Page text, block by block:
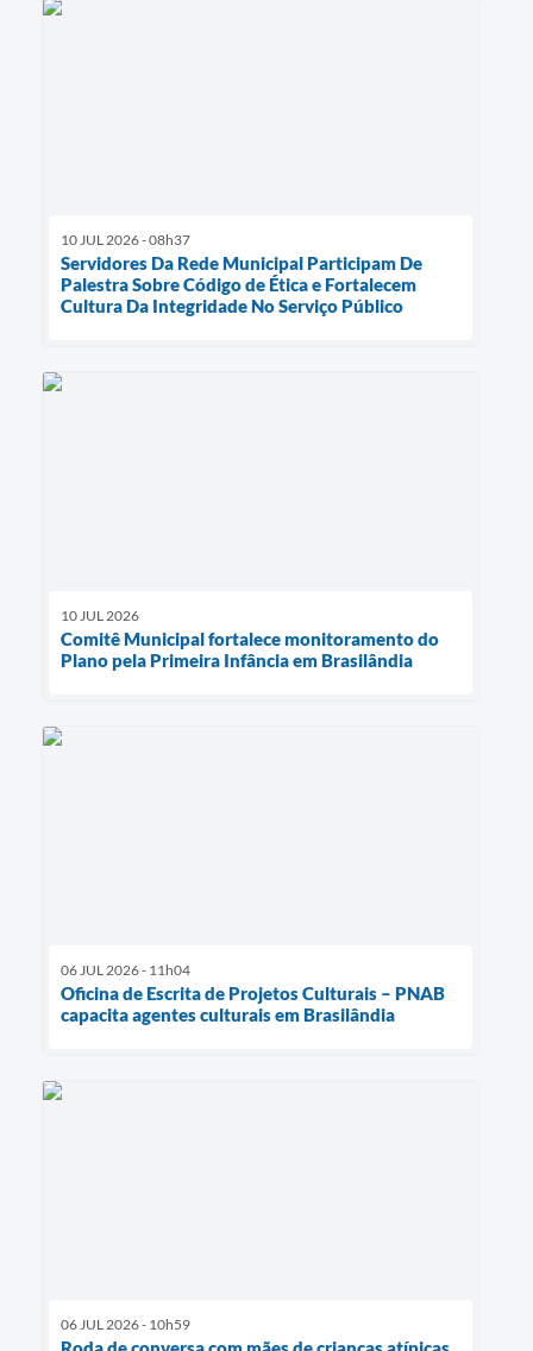
10 JUL 2026 - 08h37
Servidores Da Rede Municipal Participam De
Palestra Sobre Código de Ética e Fortalecem
Cultura Da Integridade No Serviço Público
10 JUL 2026
Comitê Municipal fortalece monitoramento do
Plano pela Primeira Infância em Brasilândia
06 JUL 2026 - 11h04
Oficina de Escrita de Projetos Culturais – PNAB
capacita agentes culturais em Brasilândia
06 JUL 2026 - 10h59